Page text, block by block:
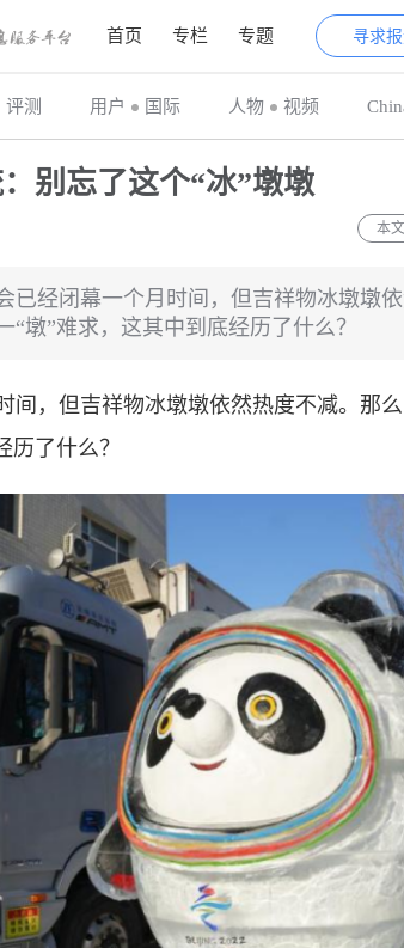
首页 专栏 专题 寻求
评测 用户 国际 人物 视频
别忘了这个“冰”墩墩
本
已经闭幕一个月时间，但吉祥物冰墩墩
墩”难求，这其中到底经历了什么？
间，但吉祥物冰墩墩依然热度不减。那
历了什么？